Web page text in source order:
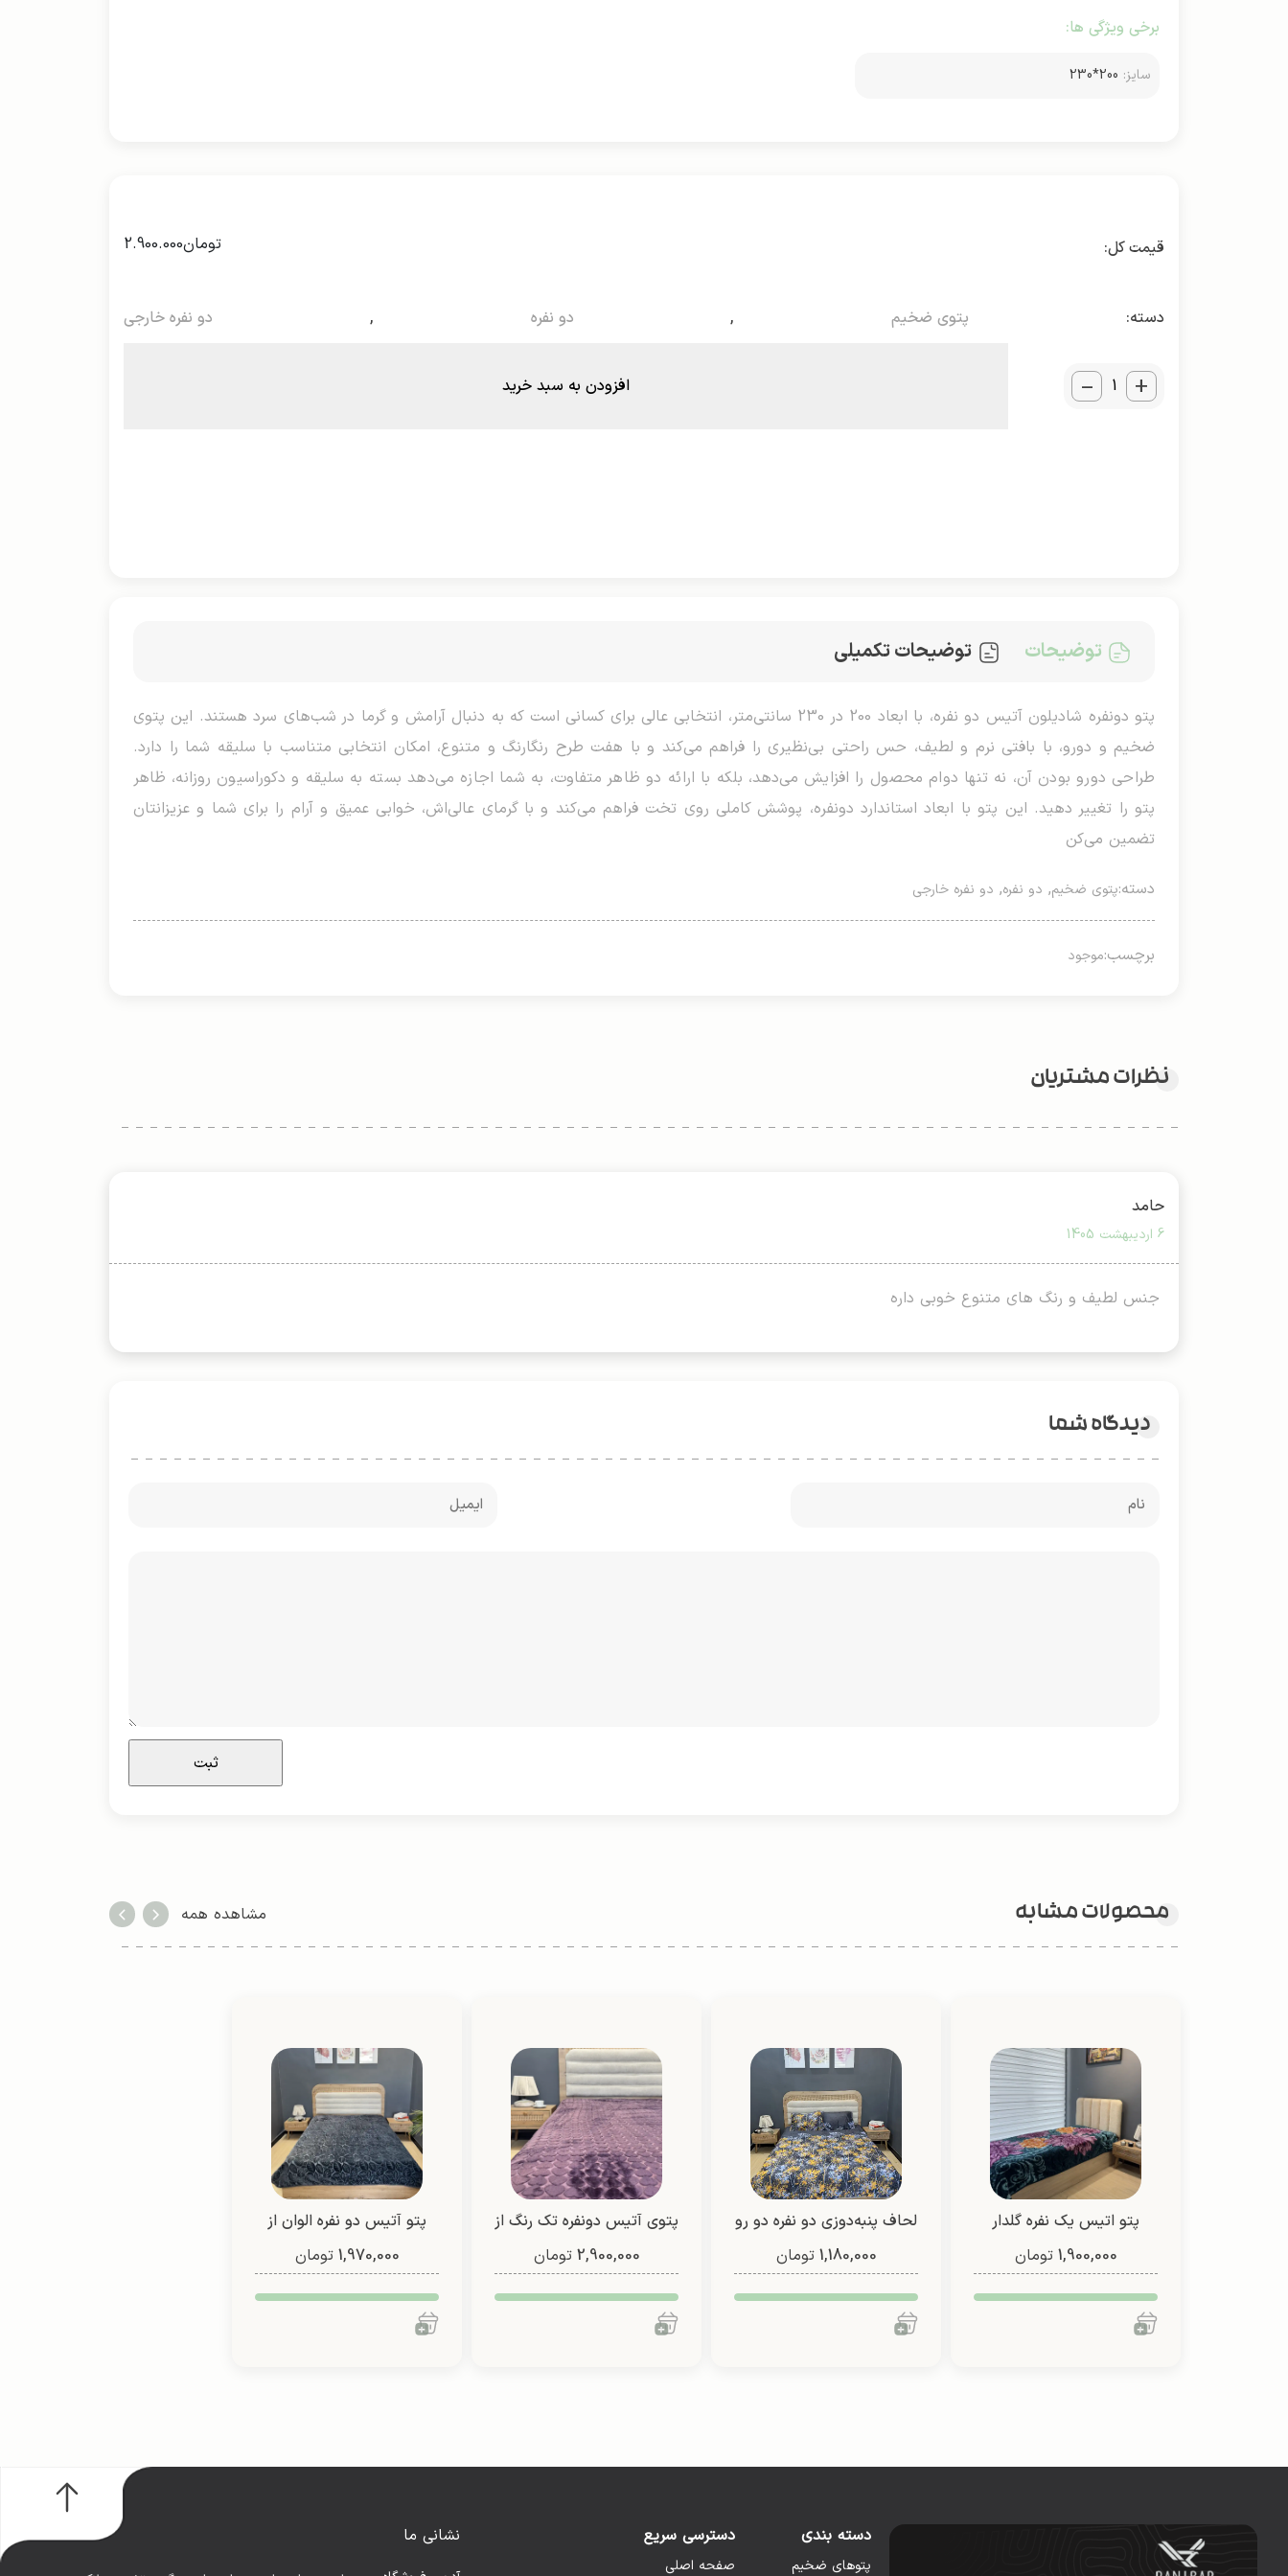
برخی ویژگی ها:
سایز: 200*230
تومان2.900.000
دسته: پتوی ضخیم , دو نفره , دو نفره خارجی
_ + افزودن به سبد خرید
توضیحات توضیحات تکمیلی
پتو دونفره شادیلون آتیس دو نفره، با ابعاد 200 در 230 سانتی‌متر، انتخابی عالی برای کسانی است که به دنبال آرامش و گرما در شب‌های سرد هستند. این پتوی
ضخیم و دو‌رو، با بافتی نرم و لطیف، حس راحتی بی‌نظیری را فراهم می‌کند و با هفت طرح رنگارنگ و متنوع، امکان انتخابی متناسب با سلیقه شما را دارد.
طراحی دو‌رو بودن آن، نه تنها دوام محصول را افزایش می‌دهد، بلکه با ارائه دو ظاهر متفاوت، به شما اجازه می‌دهد بسته به سلیقه و دکوراسیون روزانه، ظاهر
پتو را تغییر دهید. این پتو با ابعاد استاندارد دو‌نفره، پوشش کاملی روی تخت فراهم می‌کند و با گرمای عالی‌اش، خوابی عمیق و آرام را برای شما و عزیزانتان
تضمین می‌کن
دسته:پتوی ضخیم, دو نفره, دو نفره خارجی
برچسب:موجود
نظرات مشتریان
حامد
6 اردیبهشت 1405
جنس لطیف و رنگ های متنوع خوبی داره
دیدگاه شما
محصولات مشابه مشاهده همه
پتو اتیس یک نفره گلدار
(طرح 3)
1,900,000 تومان
لحاف پنبه‌دوزی دو نفره دو رو
(طرح 5)
1,180,000 تومان
پتوی آتیس دونفره تک رنگ از
شادیلون (طرح1)
2,900,000 تومان
پتو آتیس دو نفره الوان از
شادیلون (طرح 1)
1,970,000 تومان
دسته بندی
پتوهای ضخیم
دسترسی سریع
صفحه اصلی
نشانی ما